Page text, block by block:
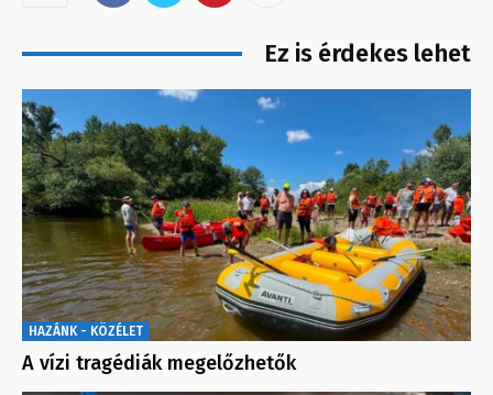
Ez is érdekes lehet
HAZÁNK - KÖZÉLET
A vízi tragédiák megelőzhetők